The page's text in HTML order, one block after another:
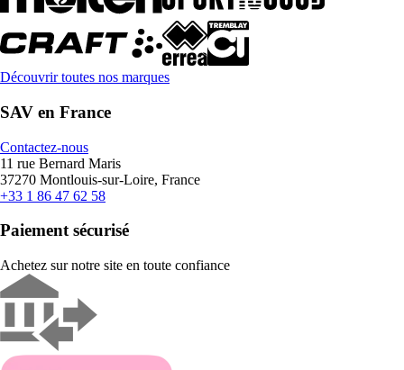
Découvrir toutes nos marques
SAV en France
Contactez-nous
11 rue Bernard Maris
37270 Montlouis-sur-Loire, France
+33 1 86 47 62 58
Paiement sécurisé
Achetez sur notre site en toute confiance